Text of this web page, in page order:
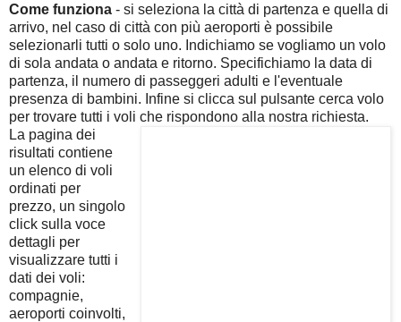
Come funziona - si seleziona la città di partenza e quella di
arrivo, nel caso di città con più aeroporti è possibile
selezionarli tutti o solo uno. Indichiamo se vogliamo un volo
di sola andata o andata e ritorno. Specifichiamo la data di
partenza, il numero di passeggeri adulti e l'eventuale
presenza di bambini. Infine si clicca sul pulsante cerca volo
per trovare tutti i voli che rispondono alla nostra richiesta.
La pagina dei
risultati contiene
un elenco di voli
ordinati per
prezzo, un singolo
click sulla voce
dettagli per
visualizzare tutti i
dati dei voli:
compagnie,
aeroporti coinvolti,